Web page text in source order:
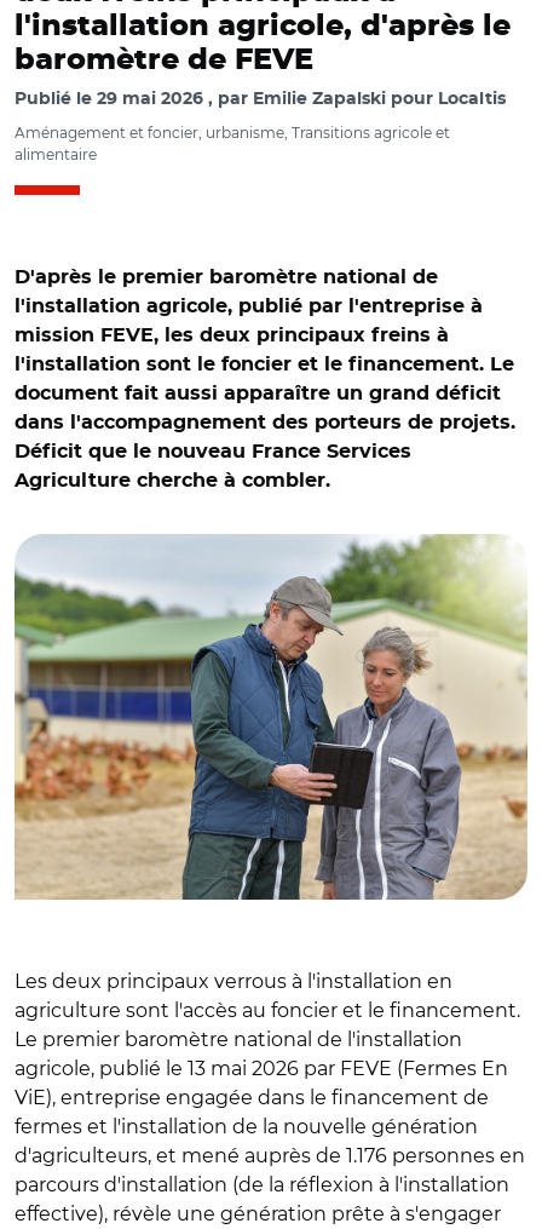
l'installation agricole, d'après le
baromètre de FEVE
Publié le 29 mai 2026 par Emilie Zapalski pour Localtis
Aménagement et foncier, urbanisme, Transitions agricole et
alimentaire
D'après le premier baromètre national de
l'installation agricole, publié par l'entreprise à
mission FEVE, les deux principaux freins à
l'installation sont le foncier et le financement. Le
document fait aussi apparaître un grand déficit
dans l'accompagnement des porteurs de projets.
Déficit que le nouveau France Services
Agriculture cherche à combler.
Les deux principaux verrous à l'installation en
agriculture sont l'accès au foncier et le financement.
Le premier baromètre national de l'installation
agricole, publié le 13 mai 2026 par FEVE (Fermes En
ViE), entreprise engagée dans le financement de
fermes et l'installation de la nouvelle génération
d'agriculteurs, et mené auprès de 1.176 personnes en
parcours d'installation (de la réflexion à l'installation
effective), révèle une génération prête à s'engager